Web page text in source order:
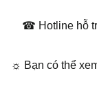
☎ Hotline hỗ
☼ Bạn có thể